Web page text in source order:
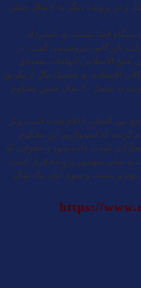
نامشروع و کلاهبرداری که در یک پرونده به ۲۰ سال و در پرونده دیگر به ۷ سال حبس
قضا نسبت به استرداد
بازرگانی پتروشیمی گفت: در
شیخ الاسلامی اتهامات متعددی
اقتصادی و تحصیل مال از طریق
نامشروع و همچنین کلاهبرداری بود که در یک پرونده به تحمل ۲۰ سال حبس محکوم
بین المللی اعلام شده است و از
کردند که امیدواریم این محکوم
عودت داده شود و حقوقی که
به سایر متهمین پرونده قرار است
و بیست و سوم آبان ماه سال
https://